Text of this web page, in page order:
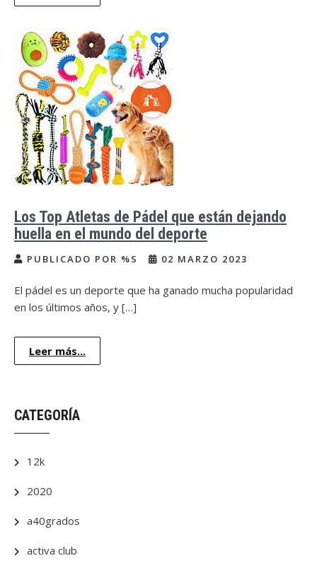
Los Top Atletas de Pádel que están dejando
huella en el mundo del deporte
PUBLICADO POR %S 02 MARZO 2023
El pádel es un deporte que ha ganado mucha popularidad
en los últimos años, y […]
Leer más...
CATEGORÍA
12k
2020
a40grados
activa club